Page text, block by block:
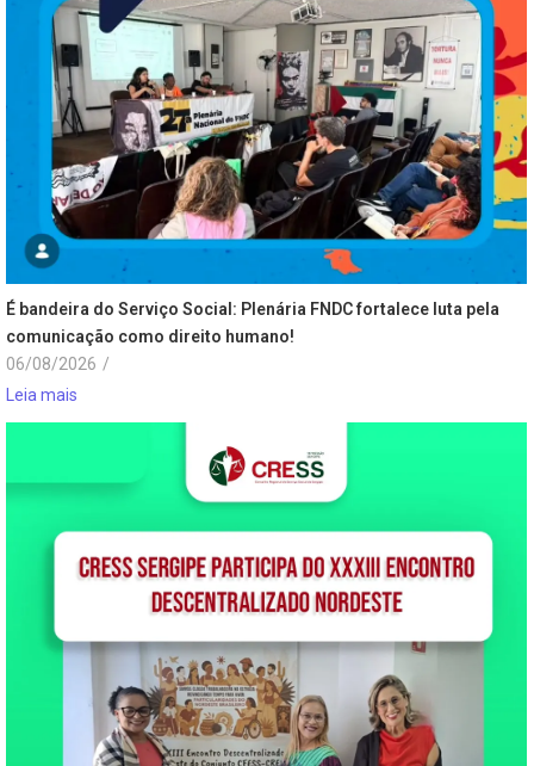
É bandeira do Serviço Social: Plenária FNDC fortalece luta pela
comunicação como direito humano!
06/08/2026 /
Leia mais